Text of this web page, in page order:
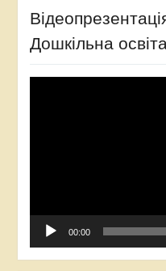
Дошкільна
00:00